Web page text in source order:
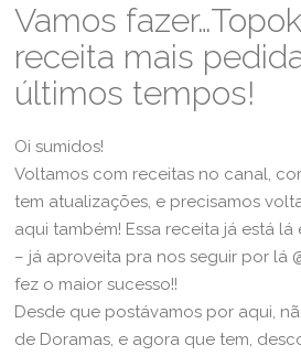
Vamos
receita mais
últimos tempos!
Oi sumidos!
Voltamos com receitas no canal,
tem atualizações, e precisamos
aqui também! Essa receita já está lá
– já aproveita pra nos seguir por lá
fez o maior sucesso!!
Desde que postávamos por aqui,
de Doramas, e agora que tem,